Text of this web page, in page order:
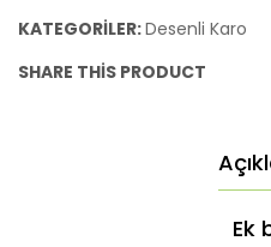
KATEGORILER:Desenli Karo
SHARE THIS PRODUCT
Ek